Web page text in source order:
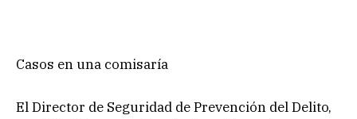
Casos en una comisaría
El Director de Seguridad de Prevención del Delito,